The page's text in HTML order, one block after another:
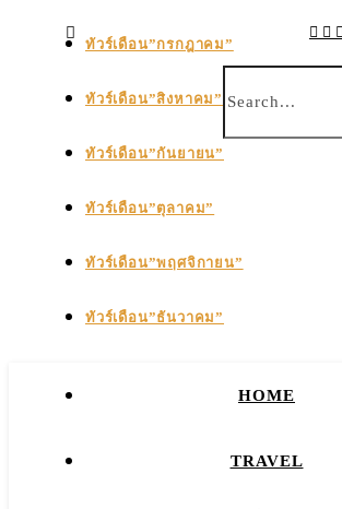
ทัวร์เดือน”กรกฎาคม”
ทัวร์เดือน”สิงหาคม”
ทัวร์เดือน”กันยายน”
ทัวร์เดือน”ตุลาคม”
ทัวร์เดือน”พฤศจิกายน”
ทัวร์เดือน”ธันวาคม”
HOME
TRAVEL